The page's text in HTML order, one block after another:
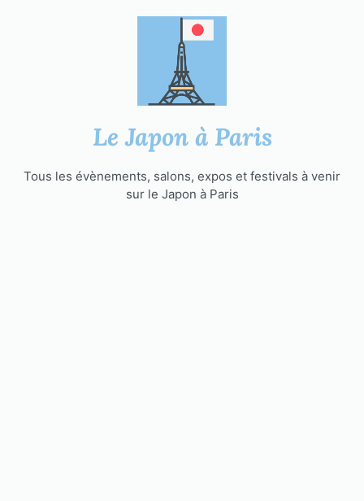
Le Japon à Paris
Tous les évènements, salons, expos et festivals à venir
sur le Japon à Paris